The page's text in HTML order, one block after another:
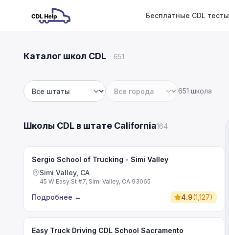
Бесплатные CDL тесты
Каталог школ CDL · 651
Штат Город
651 школа
Школы CDL в штате California164
Sergio School of Trucking - Simi Valley
Simi Valley, CA
45 W Easy St #7, Simi Valley, CA 93065
Подробнее → 4.9(1,127)
Easy Truck Driving CDL School Sacramento